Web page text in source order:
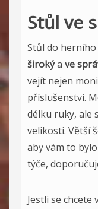
Stůl ve
Stůl do
širokýa ve
vejít nejen
příslušenství.
délku ruky, ale
velikosti. Větší
aby vám to
týče,
Jestli se chcete